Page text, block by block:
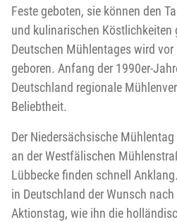
Feste geboten, sie können den
und kulinarischen Köstlichkeiten
Deutschen Mühlentages wird
geboren. Anfang der 1990er-
Deutschland regionale
Beliebtheit.
Der Niedersächsische
an der Westfälischen
Lübbecke finden schnell
in Deutschland der Wunsch
Aktionstag, wie ihn die